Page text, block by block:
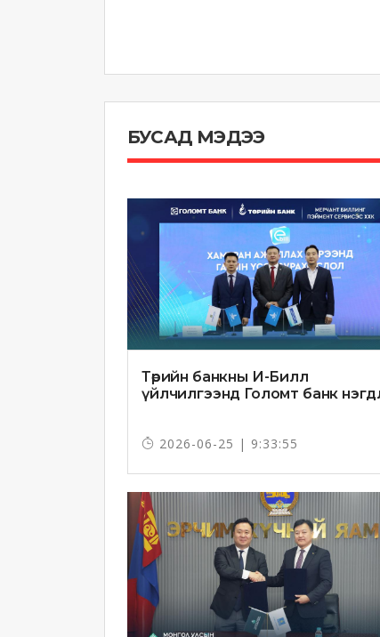
БУСАД МЭДЭЭ
Төрийн банкны И-Билл
үйлчилгээнд Голомт банк
2026-06-25 | 9:33:55